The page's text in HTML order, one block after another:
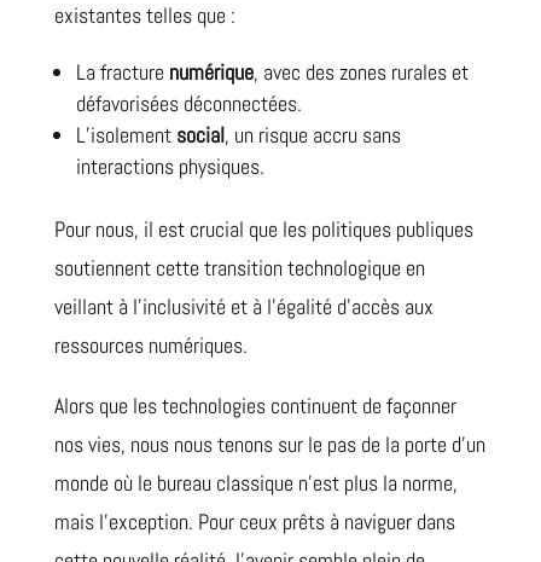
existantes telles que :
La fracture numérique, avec des zones rurales et
défavorisées déconnectées.
L’isolement social, un risque accru sans
interactions physiques.
Pour nous, il est crucial que les politiques publiques
soutiennent cette transition technologique en
veillant à l’inclusivité et à l’égalité d’accès aux
ressources numériques.
Alors que les technologies continuent de façonner
nos vies, nous nous tenons sur le pas de la porte d’un
monde où le bureau classique n’est plus la norme,
mais l’exception. Pour ceux prêts à naviguer dans